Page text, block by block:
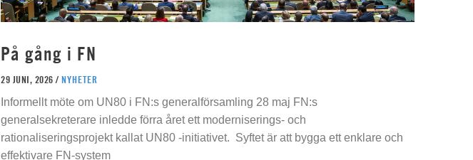
På gång i FN
29 JUNI, 2026 / NYHETER
Informellt möte om UN80 i FN:s generalförsamling 28 maj FN:s
generalsekreterare inledde förra året ett moderniserings- och
rationaliseringsprojekt kallat UN80 -initiativet. Syftet är att bygga ett enklare och
effektivare FN-system